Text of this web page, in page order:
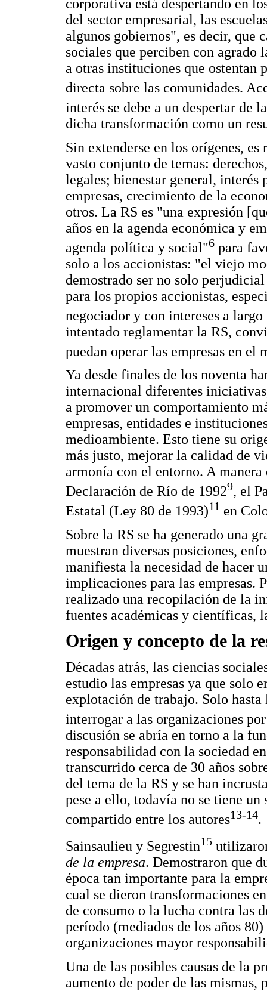
corporativa está despertando en
del sector empresarial, las
algunos gobiernos", es decir, que
sociales que perciben con agrado
a otras instituciones que
directa sobre las comunidades.
interés se debe a un despertar de
dicha transformación como un
Sin extenderse en los orígenes,
vasto conjunto de temas:
legales; bienestar general,
empresas, crecimiento de la
otros. La RS es "una expresión
años en la agenda económica y
agenda política y social"6 para
solo a los accionistas: "el viejo
demostrado ser no solo
para los propios accionistas,
negociador y con intereses a
intentado reglamentar la RS,
puedan operar las empresas en el
Ya desde finales de los noventa
internacional diferentes
a promover un comportamiento
empresas, entidades e
medioambiente. Esto tiene su
más justo, mejorar la calidad de
armonía con el entorno. A
Declaración de Río de 19929, el
Estatal (Ley 80 de 1993)11 en
Sobre la RS se ha generado una
muestran diversas posiciones,
manifiesta la necesidad de hacer
implicaciones para las empresas.
realizado una recopilación de la
fuentes académicas y científicas,
Origen y concepto de la
Décadas atrás, las ciencias
estudio las empresas ya que solo
explotación de trabajo. Solo
interrogar a las organizaciones
discusión se abría en torno a la
responsabilidad con la sociedad
transcurrido cerca de 30 años
del tema de la RS y se han
pese a ello, todavía no se tiene
compartido entre los autores13-14.
Sainsaulieu y Segrestin15
de la empresa. Demostraron que
época tan importante para la
cual se dieron transformaciones
de consumo o la lucha contra las
período (mediados de los años
organizaciones mayor
Una de las posibles causas de la
aumento de poder de las